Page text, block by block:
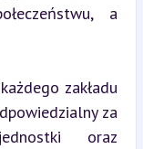
a
zakładu
za
oraz